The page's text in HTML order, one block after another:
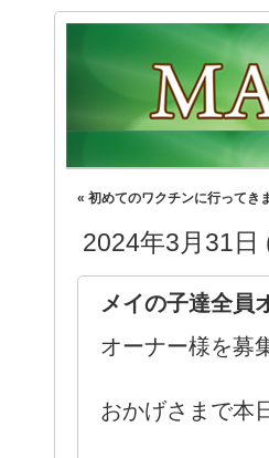
« 初めてのワクチンに行ってき
2024年3月31日
メイの子達全
オーナー様を募
おかげさまで本